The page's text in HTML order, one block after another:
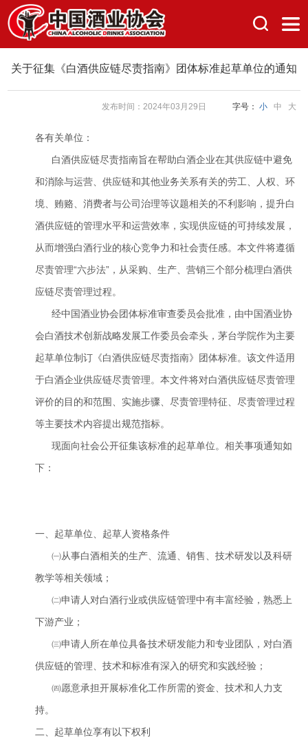
关于征集《白酒供应链尽责指南》团体标准起草单位的通知
发布时间：2024年03月29日 字号： 小 中 大
各有关单位：
白酒供应链尽责指南旨在帮助白酒企业在其供应链中避免
和消除与运营、供应链和其他业务关系有关的劳工、人权、环
境、贿赂、消费者与公司治理等议题相关的不利影响，提升白
酒供应链的管理水平和运营效率，实现供应链的可持续发展，
从而增强白酒行业的核心竞争力和社会责任感。本文件将遵循
尽责管理“六步法”，从采购、生产、营销三个部分梳理白酒供
应链尽责管理过程。
经中国酒业协会团体标准审查委员会批准，由中国酒业协
会白酒技术创新战略发展工作委员会牵头，茅台学院作为主要
起草单位制订《白酒供应链尽责指南》团体标准。该文件适用
于白酒企业供应链尽责管理。本文件将对白酒供应链尽责管理
评价的目的和范围、实施步骤、尽责管理特征、尽责管理过程
等主要技术内容提出规范指标。
现面向社会公开征集该标准的起草单位。相关事项通知如
下：
一、起草单位、起草人资格条件
㈠从事白酒相关的生产、流通、销售、技术研发以及科研
教学等相关领域；
㈡申请人对白酒行业或供应链管理中有丰富经验，熟悉上
下游产业；
㈢申请人所在单位具备技术研发能力和专业团队，对白酒
供应链的管理、技术和标准有深入的研究和实践经验；
㈣愿意承担开展标准化工作所需的资金、技术和人力支
持。
二、起草单位享有以下权利